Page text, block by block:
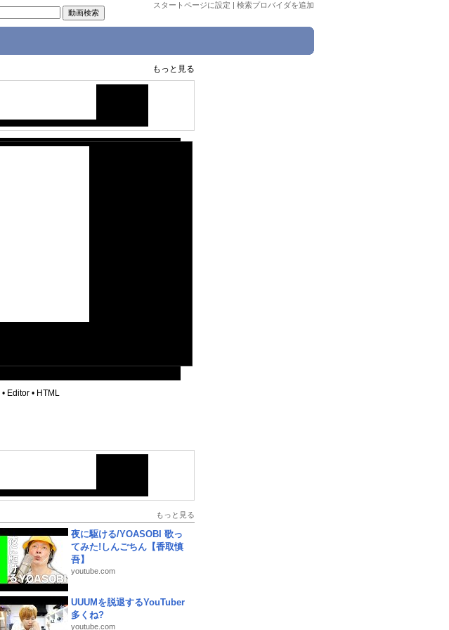
スタートページに設定 | 検索プロバイダを追加
もっと見る
• Editor • HTML
もっと見る
夜に駆ける/YOASOBI 歌っ
てみた!しんごちん【香取慎
吾】
youtube.com
UUUMを脱退するYouTuber
多くね?
youtube.com